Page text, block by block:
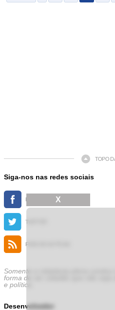
TOPO
Siga-nos nas redes sociais
FACEBOOK
TWITTER
FEED DE NOTÍCIAS
Somente a cidadania plena
forma de ser cidadão que não seja
e política.
Desenvolvedor
X